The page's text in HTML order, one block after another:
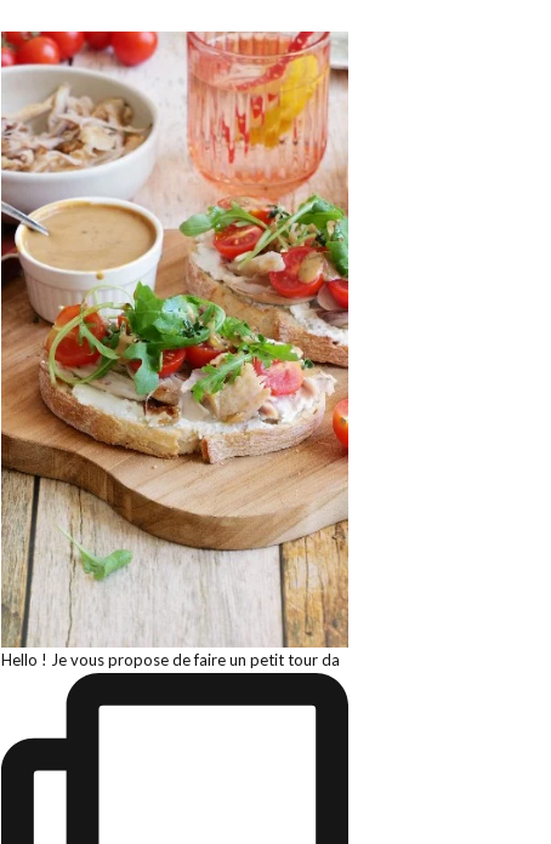
Hello ! Je vous propose de faire un petit tour da